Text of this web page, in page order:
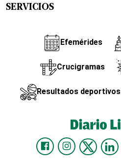
SERVICIOS
Efemérides
Crucigramas
Resultados deportivos